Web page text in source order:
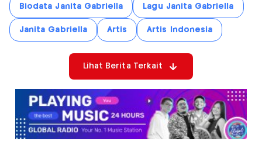
Biodata Janita Gabriella Lagu Janita Gabriella
Janita Gabriella Artis Artis Indonesia
Lihat Berita Terkait